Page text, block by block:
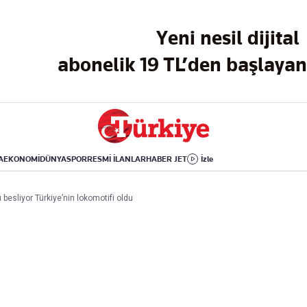
Yeni nesil dijital
abonelik 19 TL’den
EKONOMİDÜNYASPORRESMİ İLANLARHABER JET İzle
Amerika
İsrail-Gazze
Yemek
Aktüel
Sinema
Kitap
Türkiye’nin lokomotifi oldu